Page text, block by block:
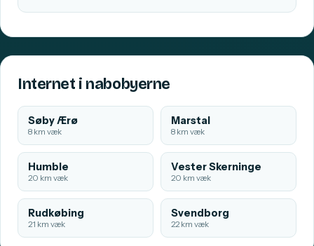
Internet i nabobyerne
Søby Ærø
8 km væk
Marstal
8 km væk
Humble
20 km væk
Vester Skerninge
20 km væk
Rudkøbing
21 km væk
Svendborg
22 km væk